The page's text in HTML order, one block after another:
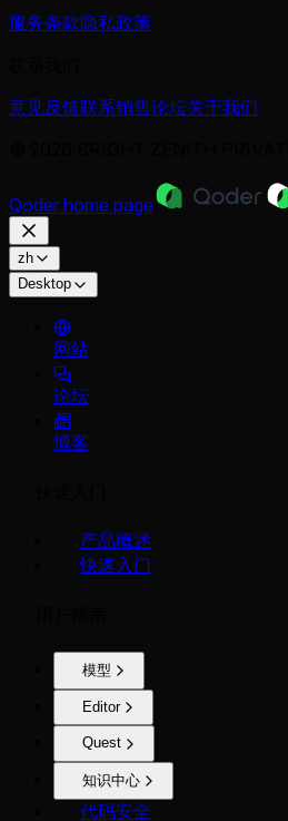
服务条款隐私政策
意见反馈联系销售论坛关于我们
Qoder home page
zh
Desktop
网站
论坛
博客
产品概述
快速入门
模型
Editor
Quest
知识中心
代码安全